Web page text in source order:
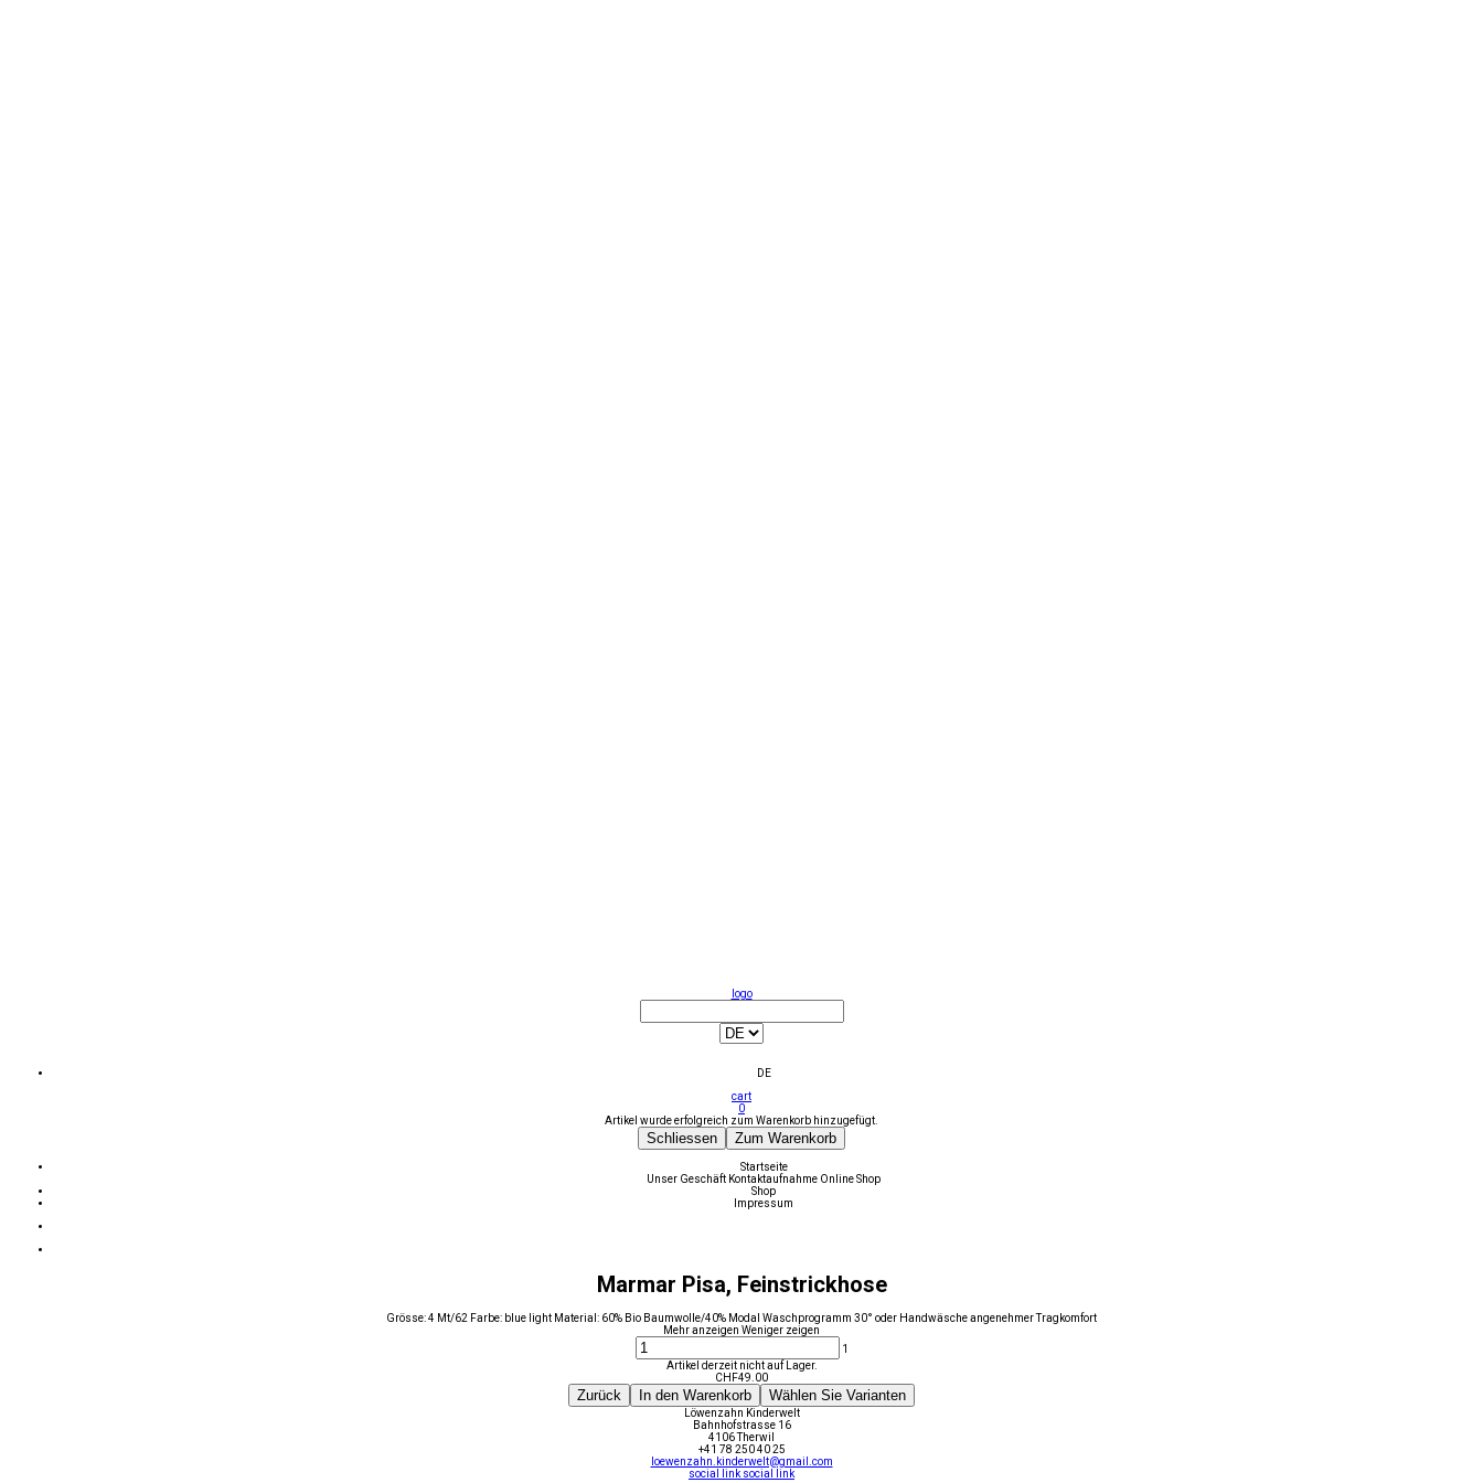
logo
DE
cart
0
Artikel wurde erfolgreich zum Warenkorb hinzugefügt.
Schliessen Zum Warenkorb
Startseite
Unser Geschäft Kontaktaufnahme Online Shop
Shop
Impressum
Marmar Pisa, Feinstrickhose
Grösse: 4 Mt/62 Farbe: blue light Material: 60% Bio Baumwolle/40% Modal Waschprogramm 30° oder Handwäsche angenehmer Tragkomfort
Mehr anzeigen Weniger zeigen
1
Artikel derzeit nicht auf Lager.
CHF49.00
Zurück In den Warenkorb Wählen Sie Varianten
Löwenzahn Kinderwelt
Bahnhofstrasse 16
4106 Therwil
+41 78 250 40 25
loewenzahn.kinderwelt@gmail.com
social link social link